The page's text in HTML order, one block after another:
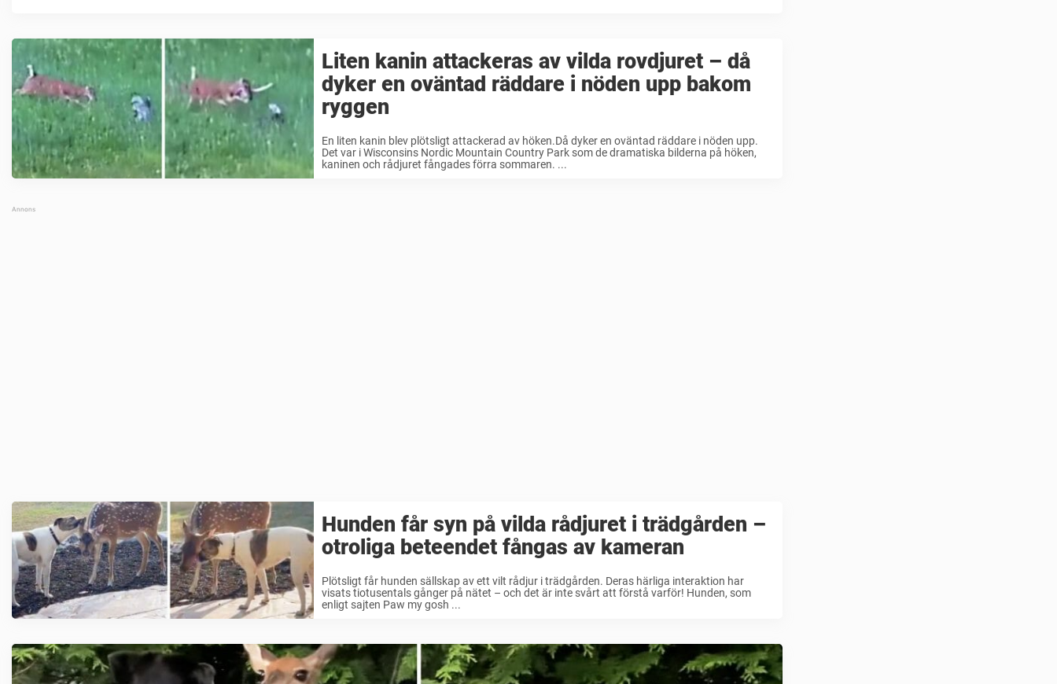
Liten kanin attackeras av vilda rovdjuret – då
dyker en oväntad räddare i nöden upp bakom
ryggen
En liten kanin blev plötsligt attackerad av höken.Då dyker en oväntad räddare i nöden upp.
Det var i Wisconsins Nordic Mountain Country Park som de dramatiska bilderna på höken,
kaninen och rådjuret fångades förra sommaren. ...
Hunden får syn på vilda rådjuret i trädgården –
otroliga beteendet fångas av kameran
Plötsligt får hunden sällskap av ett vilt rådjur i trädgården. Deras härliga interaktion har
visats tiotusentals gånger på nätet – och det är inte svårt att förstå varför! Hunden, som
enligt sajten Paw my gosh ...